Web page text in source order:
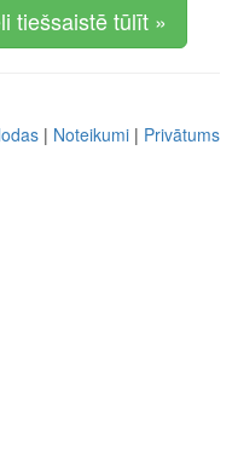
tiešsaistē tūlīt »
| Noteikumi | Privātums